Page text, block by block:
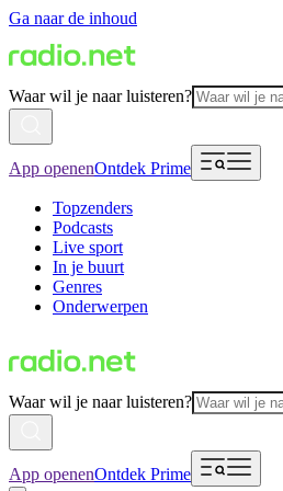
Ga naar de inhoud
Waar wil je naar luisteren?
App openenOntdek Prime
Topzenders
Podcasts
Live sport
In je buurt
Genres
Onderwerpen
Waar wil je naar luisteren?
App openenOntdek Prime